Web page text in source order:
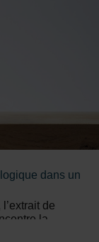
dans un
de
la
Bourbon